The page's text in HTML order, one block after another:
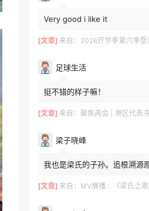
Very good i like it
[文章] 来自： 2026开学季第六季暨第14届民营企业家论坛在长沙举行 ——700余
足球生活
挺不错的样子嘛！
[文章] 来自： 聚焦两会 | 港区代表冼汉迪献策：科技+文旅融
梁子晓峰
我也是梁氏的子孙。追根溯源
感觉是一个旁枝。泾川倒是...
[文章] 来自： MV展播：《梁氏之歌》作词：梁自然 梁敬岩 梁菊友 作